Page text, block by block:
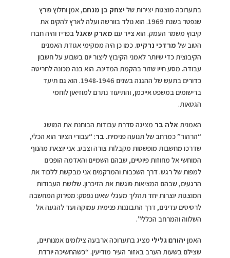
בתערוכה מוצגות יצירות של יצחק בן מנחם, אמן וחלוץ פורץ
שנפטר בשנת 1969. הוא נולד בוורשה ועלה לארץ להקים את
קיבוץ משמר העמק. הוא צייר עם מארק שאגל בפריז והיה חברו
הטוב של מרדכי נרקיס. כמו כן היה ממקימי אגודת האמנים
הקיבוצית כדי שיותר לאמני הקיבוץ ליצור יום בשבוע על חשבון
עבודה. מסע חייו שזור בהקמת המדינה. הוא בנה מכונה לחריטה
כדורים בתעש של ההגנה בשנים 1948-1946. הוא גם תיעד
ברישומים במשפט אייכמן, והתיעוד נתרם למוזיאון לוחמי
הגטאות.
האמניתאלה בר מציגה סדרת עבודות הבוחנת את המושג
“הרהור” כמרחב של תנועה פנימית. בר: “עבורי הציור הוא הכלי,
שדרכו מחשבות מופשטות מקבלות צורה וצבע. אני יוצאת מהנוף
המוחשי אל מחוזות פיוטיים, שבהם השמיים והאדמה הופכים
למפות של רגש. דרך השכבות והמרקמים אני מבקשת ללכוד את
הרגעים, שבהם המציאות פוגשת את הזיכרון. שלושת העבודות
המוצגות יוצרות יחד תהליך מעגלי שאינו נפסק: מפירוק המחשבה
לרסיסים עדינים, דרך התבוננות פנימית עמוקה ועד להגעה אל
השלווה והמרחב הכללי”.
האמן יהורם גלילי מציג בתערוכה ארבעה צילומים אמנותיים,
שצילם בשעות הערב באזור העיר מודיעין. “כשהחשיכה יורדת